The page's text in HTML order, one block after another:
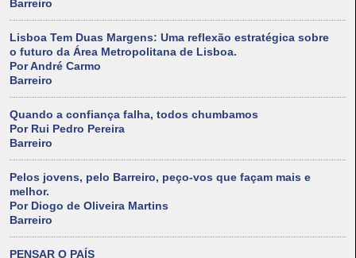
Barreiro
Lisboa Tem Duas Margens: Uma reflexão estratégica sobre
o futuro da Área Metropolitana de Lisboa.
Por André Carmo
Barreiro
Quando a confiança falha, todos chumbamos
Por Rui Pedro Pereira
Barreiro
Pelos jovens, pelo Barreiro, peço-vos que façam mais e
melhor.
Por Diogo de Oliveira Martins
Barreiro
PENSAR O PAÍS